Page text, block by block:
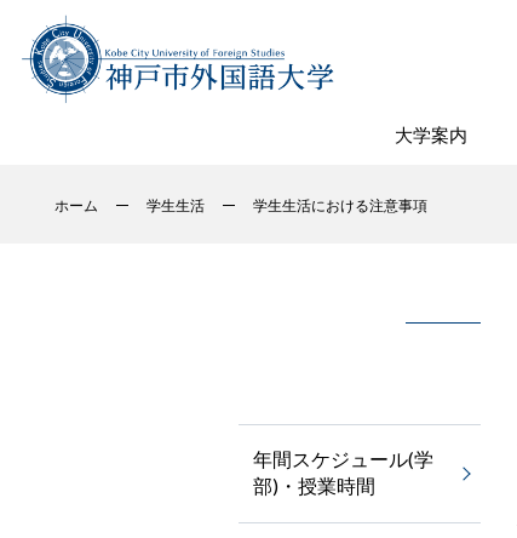
大学案内
ホーム 学生生活 学生生活における注意事項
年間スケジュール(学
部)・授業時間